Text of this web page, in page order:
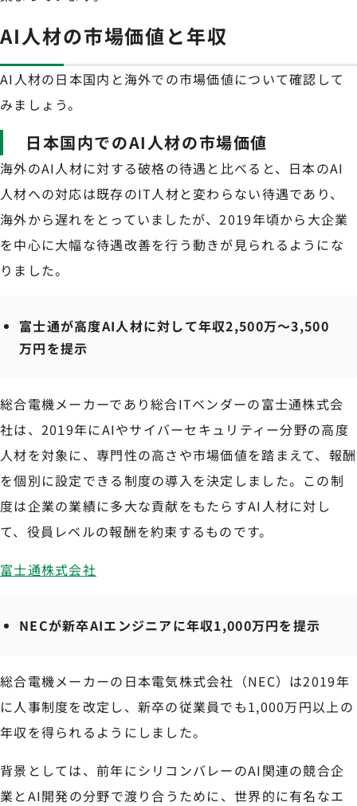
AI人材の市場価値と年収
AI人材の日本国内と海外での市場価値について確認して
みましょう。
日本国内でのAI人材の市場価値
海外のAI人材に対する破格の待遇と比べると、日本のAI
人材への対応は既存のIT人材と変わらない待遇であり、
海外から遅れをとっていましたが、2019年頃から大企業
を中心に大幅な待遇改善を行う動きが見られるようにな
りました。
富士通が高度AI人材に対して年収2,500万～3,500
万円を提示
総合電機メーカーであり総合ITベンダーの富士通株式会
社は、2019年にAIやサイバーセキュリティー分野の高度
人材を対象に、専門性の高さや市場価値を踏まえて、報酬
を個別に設定できる制度の導入を決定しました。この制
度は企業の業績に多大な貢献をもたらすAI人材に対し
て、役員レベルの報酬を約束するものです。
富士通株式会社
NECが新卒AIエンジニアに年収1,000万円を提示
総合電機メーカーの日本電気株式会社（NEC）は2019年
に人事制度を改定し、新卒の従業員でも1,000万円以上の
年収を得られるようにしました。
背景としては、前年にシリコンバレーのAI関連の競合企
業とAI開発の分野で渡り合うために、世界的に有名なエ